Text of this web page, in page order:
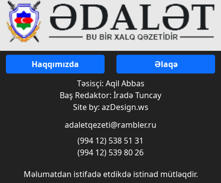
Haqqımızda
Əlaqə
Təsisçi: Aqil Abbas
Baş Redaktor: İradə Tuncay
Site by: azDesign.ws
adaletqezeti@rambler.ru
(994 12) 538 51 31
(994 12) 539 80 26
Məlumatdan istifadə etdikdə istinad mütləqdir.